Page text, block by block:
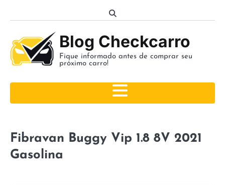
Blog Checkcarro
Fique informado antes de comprar seu
próximo carro!
Fibravan Buggy Vip 1.8 8V 2021
Gasolina